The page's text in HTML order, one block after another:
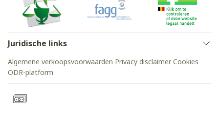
Juridische links
Algemene verkoopsvoorwaarden Privacy disclaimer Cookies
ODR-platform